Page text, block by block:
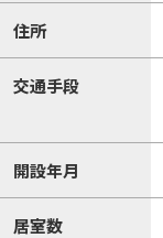
住所
交通手段
開設年月
居室数